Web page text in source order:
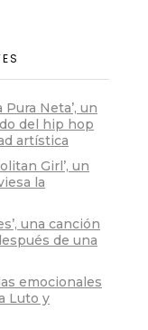
Pura Neta’, un
del hip hop
artística
Girl’, un
la
una canción
de una
emocionales
Luto y